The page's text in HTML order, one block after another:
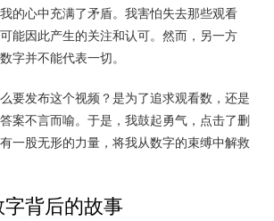
的心中充满了矛盾。我害怕失去那些观看
能因此产生的关注和认可。然而，另一方
字并不能代表一切。
要发布这个视频？是为了追求观看数，还是
案不言而喻。于是，我鼓起勇气，点击了删
一股无形的力量，将我从数字的束缚中解救
背后的故事